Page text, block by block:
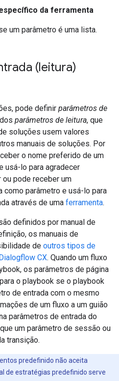
da ferramenta
um parâmetro é uma lista.
(leitura)
pode definir parâmetros de
parâmetros de leitura, que
soluções usem valores
manuais de soluções. Por
o nome preferido de um
usá-lo para agradecer
pode receber um
como parâmetro e usá-lo para
através de uma ferramenta.
definidos por manual de
os manuais de
de outros tipos de
CX. Quando um fluxo
os parâmetros de página
o playbook se o playbook
de entrada com o mesmo
de um fluxo a um guião
parâmetros de entrada do
um parâmetro de sessão ou
transição.
predefinido não aceita
de estratégias predefinido serve